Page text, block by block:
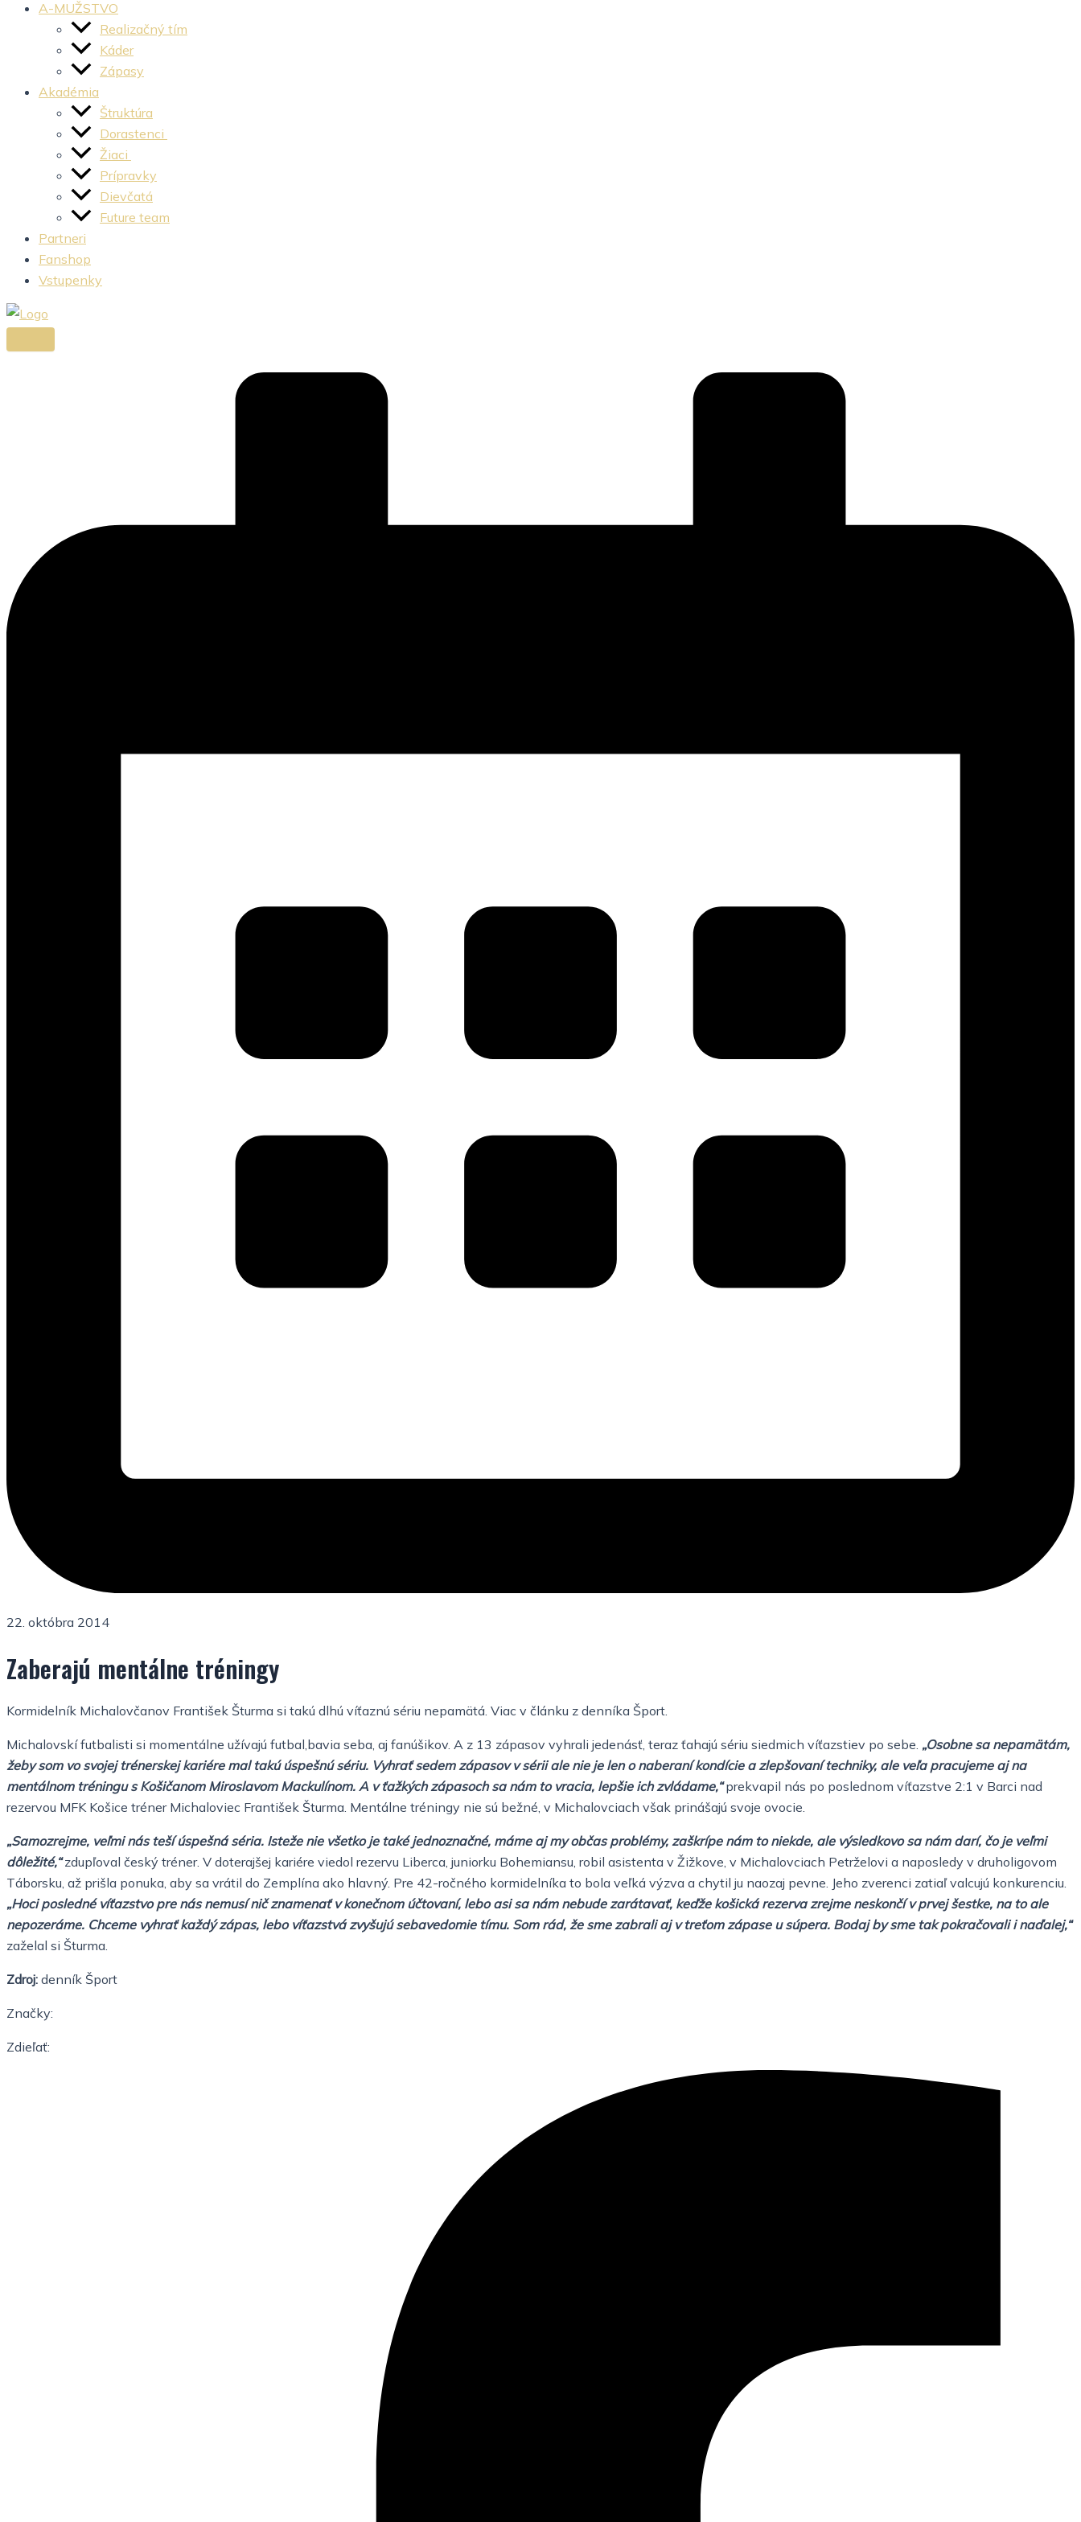
A-MUŽSTVO
Realizačný tím
Káder
Zápasy
Akadémia
Štruktúra
Dorastenci
Žiaci
Prípravky
Dievčatá
Future team
Partneri
Fanshop
Vstupenky
22. októbra 2014
Zaberajú mentálne tréningy
Kormidelník Michalovčanov František Šturma si takú dlhú víťaznú sériu nepamätá. Viac v článku z denníka Šport.
Michalovskí futbalisti si momentálne užívajú futbal,bavia seba, aj fanúšikov. A z 13 zápasov vyhrali jedenásť, teraz ťahajú sériu siedmich víťazstiev po sebe. „Osobne sa nepamätám,
žeby som vo svojej trénerskej kariére mal takú úspešnú sériu. Vyhrať sedem zápasov v sérii ale nie je len o naberaní kondície a zlepšovaní techniky, ale veľa pracujeme aj na
mentálnom tréningu s Košičanom Miroslavom Mackulínom. A v ťažkých zápasoch sa nám to vracia, lepšie ich zvládame,“prekvapil nás po poslednom víťazstve 2:1 v Barci nad
rezervou MFK Košice tréner Michaloviec František Šturma. Mentálne tréningy nie sú bežné, v Michalovciach však prinášajú svoje ovocie.
„Samozrejme, veľmi nás teší úspešná séria. Isteže nie všetko je také jednoznačné, máme aj my občas problémy, zaškrípe nám to niekde, ale výsledkovo sa nám darí, čo je veľmi
dôležité,“zdupľoval český tréner. V doterajšej kariére viedol rezervu Liberca, juniorku Bohemiansu, robil asistenta v Žižkove, v Michalovciach Petrželovi a naposledy v druholigovom
Táborsku, až prišla ponuka, aby sa vrátil do Zemplína ako hlavný. Pre 42-ročného kormidelníka to bola veľká výzva a chytil ju naozaj pevne. Jeho zverenci zatiaľ valcujú konkurenciu.
„Hoci posledné víťazstvo pre nás nemusí nič znamenať v konečnom účtovaní, lebo asi sa nám nebude zarátavať, keďže košická rezerva zrejme neskončí v prvej šestke, na to ale
nepozeráme. Chceme vyhrať každý zápas, lebo víťazstvá zvyšujú sebavedomie tímu. Som rád, že sme zabrali aj v treťom zápase u súpera. Bodaj by sme tak pokračovali i naďalej,“
zaželal si Šturma.
Zdroj: denník Šport
Značky:
Zdieľať: